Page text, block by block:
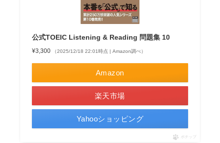
公式TOEIC Listening & Reading 問題集 10
¥3,300 （2025/12/18 22:01時点 | Amazon調べ）
Amazon
楽天市場
Yahooショッピング
ポチップ